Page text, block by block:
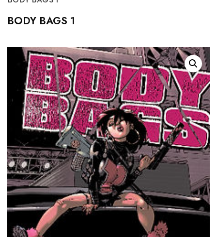
BODY BAGS 1